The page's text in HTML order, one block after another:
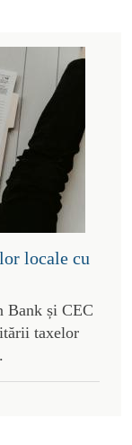
locale cu
Bank și CEC
taxelor